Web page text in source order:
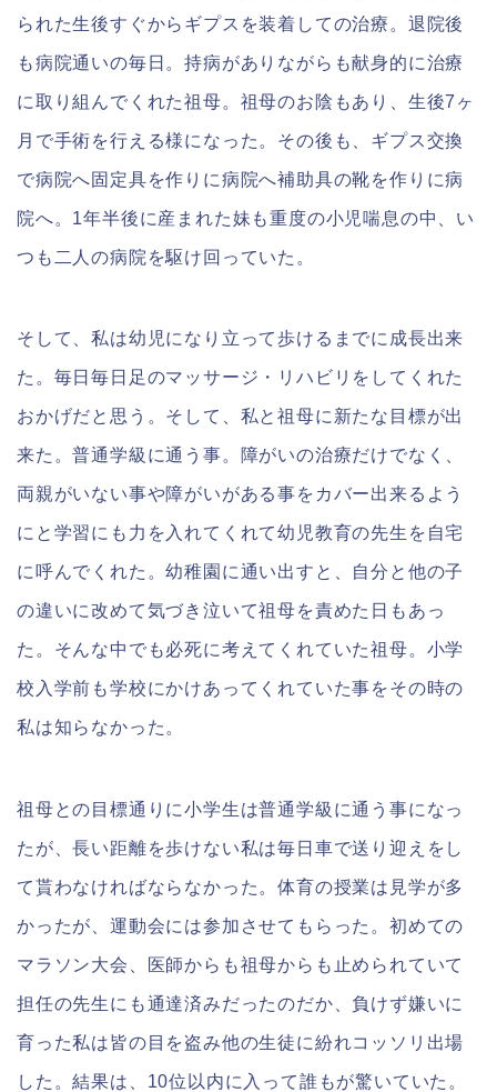
られた生後すぐからギプスを装着しての治療。退院後
も病院通いの毎日。持病がありながらも献身的に治療
に取り組んでくれた祖母。祖母のお陰もあり、生後7ヶ
月で手術を行える様になった。その後も、ギプス交換
で病院へ固定具を作りに病院へ補助具の靴を作りに病
院へ。1年半後に産まれた妹も重度の小児喘息の中、い
つも二人の病院を駆け回っていた。
そして、私は幼児になり立って歩けるまでに成長出来
た。毎日毎日足のマッサージ・リハビリをしてくれた
おかげだと思う。そして、私と祖母に新たな目標が出
来た。普通学級に通う事。障がいの治療だけでなく、
両親がいない事や障がいがある事をカバー出来るよう
にと学習にも力を入れてくれて幼児教育の先生を自宅
に呼んでくれた。幼稚園に通い出すと、自分と他の子
の違いに改めて気づき泣いて祖母を責めた日もあっ
た。そんな中でも必死に考えてくれていた祖母。小学
校入学前も学校にかけあってくれていた事をその時の
私は知らなかった。
祖母との目標通りに小学生は普通学級に通う事になっ
たが、長い距離を歩けない私は毎日車で送り迎えをし
て貰わなければならなかった。体育の授業は見学が多
かったが、運動会には参加させてもらった。初めての
マラソン大会、医師からも祖母からも止められていて
担任の先生にも通達済みだったのだか、負けず嫌いに
育った私は皆の目を盗み他の生徒に紛れコッソリ出場
した。結果は、10位以内に入って誰もが驚いていた。